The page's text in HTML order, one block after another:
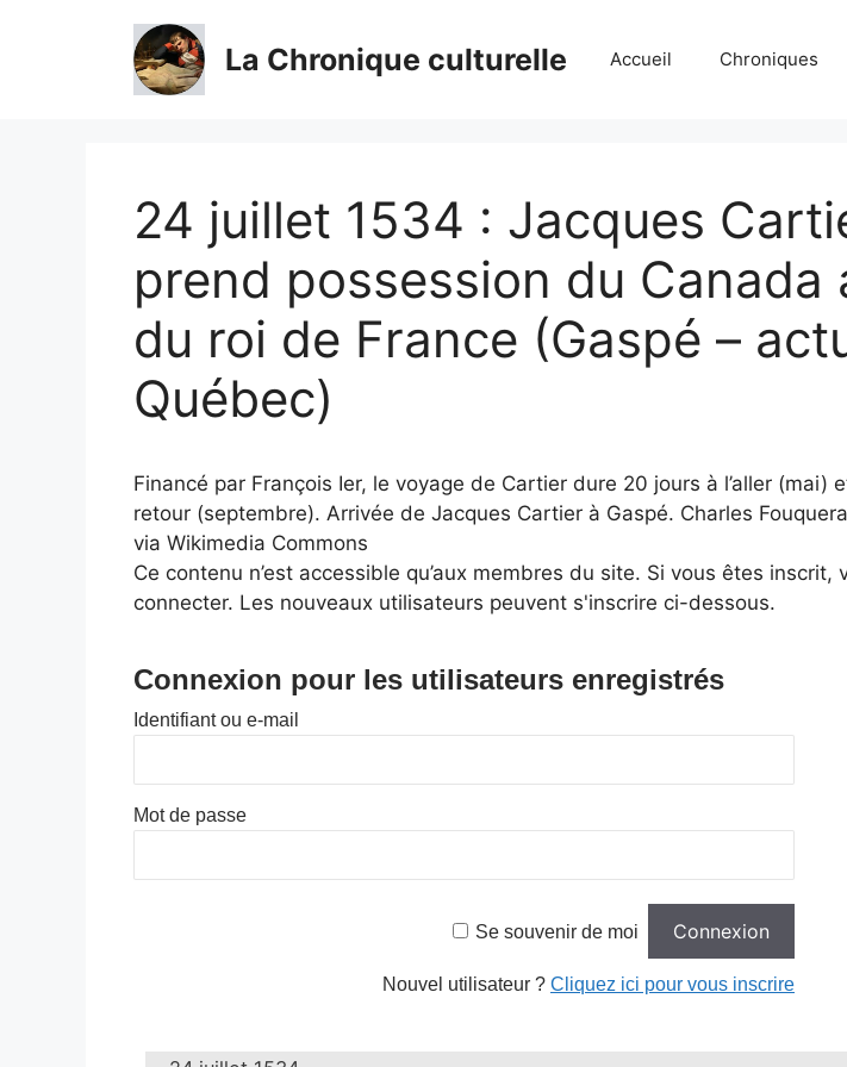
La Chronique culturelle Accueil Chroniques
24 juillet 1534 : Jacques
prend possession du Canada
du roi de France (Gaspé –
Québec)
Financé par François Ier, le voyage de Cartier dure 20 jours à l’aller (mai)
retour (septembre). Arrivée de Jacques Cartier à Gaspé. Charles
via Wikimedia Commons
Ce contenu n’est accessible qu’aux membres du site. Si vous êtes inscrit,
connecter. Les nouveaux utilisateurs peuvent s'inscrire ci-dessous.
Connexion pour les utilisateurs enregistrés
Identifiant ou e-mail
Mot de passe
Se souvenir de moi
Nouvel utilisateur ? Cliquez ici pour vous inscrire